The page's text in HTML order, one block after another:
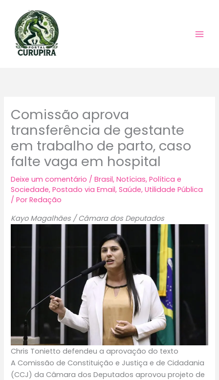
conteúdo
Comissão aprova
transferência de gestante
em trabalho de parto, caso
falte vaga em hospital
Deixe um comentário /Brasil,Notícias,Política e
Sociedade,Postado via Email,Saúde,Utilidade Pública
/ PorRedação
Kayo Magalhães / Câmara dos Deputados
Chris Tonietto defendeu a aprovação do texto
A Comissão de Constituição e Justiça e de Cidadania
(CCJ) da Câmara dos Deputados aprovou projeto de